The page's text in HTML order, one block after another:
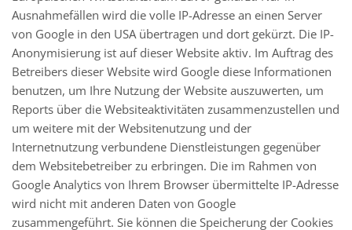
Ausnahmefällen wird die volle IP-Adresse an einen Server
von Google in den USA übertragen und dort gekürzt. Die IP-
Anonymisierung ist auf dieser Website aktiv. Im Auftrag des
Betreibers dieser Website wird Google diese Informationen
benutzen, um Ihre Nutzung der Website auszuwerten, um
Reports über die Websiteaktivitäten zusammenzustellen und
um weitere mit der Websitenutzung und der
Internetnutzung verbundene Dienstleistungen gegenüber
dem Websitebetreiber zu erbringen. Die im Rahmen von
Google Analytics von Ihrem Browser übermittelte IP-Adresse
wird nicht mit anderen Daten von Google
zusammengeführt. Sie können die Speicherung der Cookies